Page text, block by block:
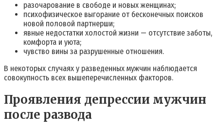
разочарование в свободе и новых женщинах;
психофизическое выгорание от бесконечных поисков
новой половой партнерши;
явные недостатки холостой жизни — отсутствие заботы,
комфорта и уюта;
чувство вины за разрушенные отношения.
В некоторых случаях у разведенных мужчин наблюдается
совокупность всех вышеперечисленных факторов.
Проявления депрессии мужчин
после развода